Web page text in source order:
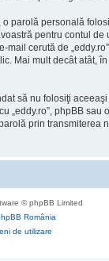
parolă personală
pentru contul
cerută de
Mai mult decât
să nu folosiţi
phpBB
prin
© phpBB Limited
România
de utilizare